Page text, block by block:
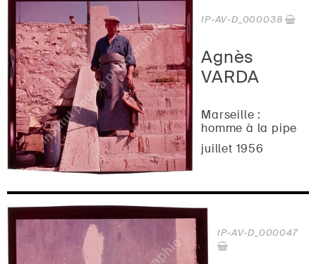
Agnès
VARDA
Marseille :
homme à la pipe
juillet 1956
IP-AV-D_000038
IP-AV-D_000047